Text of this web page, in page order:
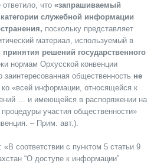
что «запрашиваемый
служебной информации
поскольку представляет
материал, используемый в
принятия решений государственного
нормам Орхусской конвенции
заинтересованная общественность не
ко «всей информации, относящейся к
… и имеющейся в распоряжении на
участия общественности»
– Прим. авт.).
«В соответствии с пунктом 5 статьи 9
“О доступе к информации”